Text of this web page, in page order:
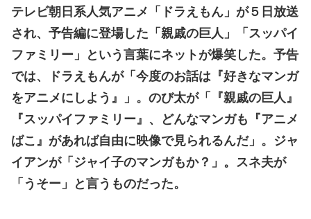
テレビ朝日系人気アニメ「ドラえもん」が５日放送
され、予告編に登場した「親戚の巨人」「スッパイ
ファミリー」という言葉にネットが爆笑した。予告
では、ドラえもんが「今度のお話は『好きなマンガ
をアニメにしよう』」。のび太が「『親戚の巨人』
『スッパイファミリー』、どんなマンガも『アニメ
ばこ』があれば自由に映像で見られるんだ」。ジャ
イアンが「ジャイ子のマンガもか？」。スネ夫が
「うそー」と言うものだった。